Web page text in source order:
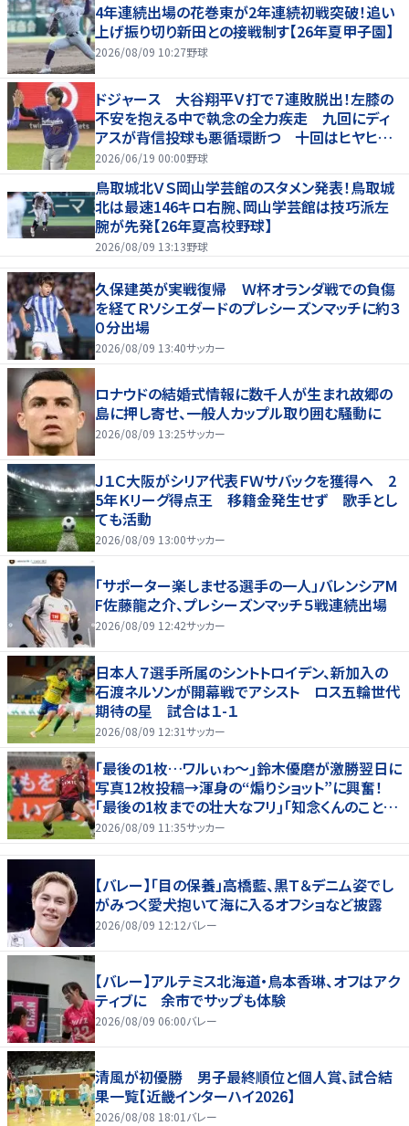
4年連続出場の花巻東が2年連続初戦突破！追い
上げ振り切り新田との接戦制す【26年夏甲子園】
2026/08/09 10:27野球
ドジャース 大谷翔平Ｖ打で７連敗脱出！左膝の
不安を抱える中で執念の全力疾走 九回にディ
アスが背信投球も悪循環断つ 十回はヒヤヒヤ
もリード守る
2026/06/19 00:00野球
鳥取城北ＶＳ岡山学芸館のスタメン発表！鳥取城
北は最速146キロ右腕、岡山学芸館は技巧派左
腕が先発【26年夏高校野球】
2026/08/09 13:13野球
久保建英が実戦復帰 Ｗ杯オランダ戦での負傷
を経てＲソシエダードのプレシーズンマッチに約３
０分出場
2026/08/09 13:40サッカー
ロナウドの結婚式情報に数千人が生まれ故郷の
島に押し寄せ、一般人カップル取り囲む騒動に
2026/08/09 13:25サッカー
Ｊ１Ｃ大阪がシリア代表ＦＷサバックを獲得へ 2
5年Ｋリーグ得点王 移籍金発生せず 歌手とし
ても活動
2026/08/09 13:00サッカー
「サポーター楽しませる選手の一人」バレンシアM
F佐藤龍之介、プレシーズンマッチ５戦連続出場
2026/08/09 12:42サッカー
日本人７選手所属のシントトロイデン、新加入の
石渡ネルソンが開幕戦でアシスト ロス五輪世代
期待の星 試合は１-１
2026/08/09 12:31サッカー
｢最後の1枚…ワルぃゎ〜｣鈴木優磨が激勝翌日に
写真12枚投稿→渾身の“煽りショット”に興奮！
｢最後の1枚までの壮大なフリ｣｢知念くんのことど
んだけ好きなんよｗ｣
2026/08/09 11:35サッカー
【バレー】「目の保養」高橋藍、黒Ｔ＆デニム姿でし
がみつく愛犬抱いて海に入るオフショなど披露
2026/08/09 12:12バレー
【バレー】アルテミス北海道・鳥本香琳、オフはアク
ティブに 余市でサップも体験
2026/08/09 06:00バレー
清風が初優勝 男子最終順位と個人賞、試合結
果一覧【近畿インターハイ2026】
2026/08/08 18:01 バレー